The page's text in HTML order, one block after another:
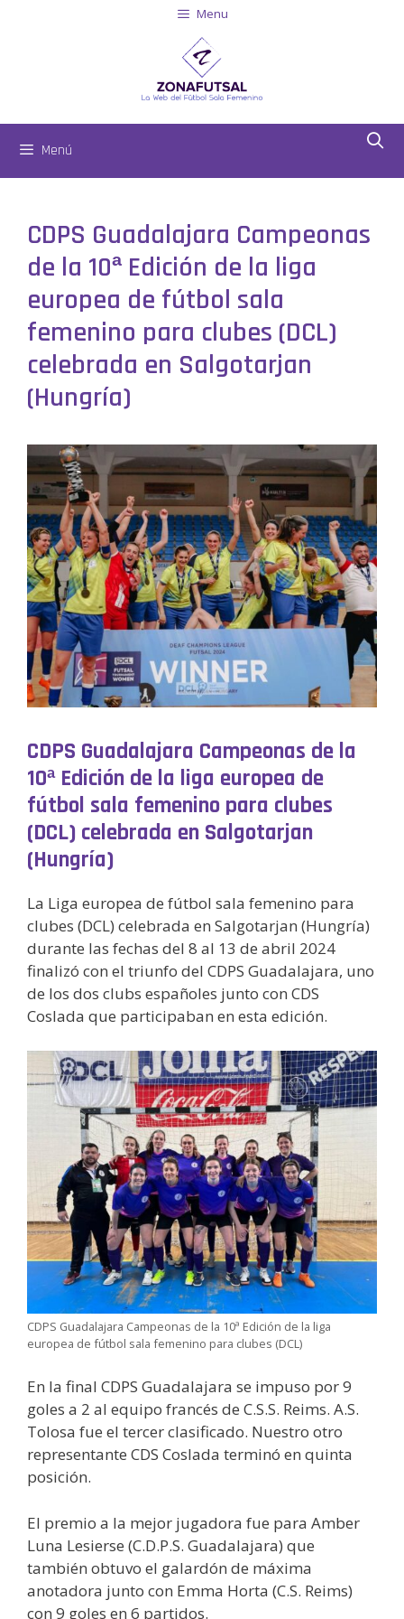
Menu
Menú
CDPS Guadalajara Campeonas
de la 10ª Edición de la liga
europea de fútbol sala
femenino para clubes (DCL)
celebrada en Salgotarjan
(Hungría)
CDPS Guadalajara Campeonas de la
10ª Edición de la liga europea de
fútbol sala femenino para clubes
(DCL) celebrada en Salgotarjan
(Hungría)
La Liga europea de fútbol sala femenino para
clubes (DCL) celebrada en Salgotarjan (Hungría)
durante las fechas del 8 al 13 de abril 2024
finalizó con el triunfo del CDPS Guadalajara, uno
de los dos clubs españoles junto con CDS
Coslada que participaban en esta edición.
CDPS Guadalajara Campeonas de la 10ª Edición de la liga
europea de fútbol sala femenino para clubes (DCL)
En la final CDPS Guadalajara se impuso por 9
goles a 2 al equipo francés de C.S.S. Reims. A.S.
Tolosa fue el tercer clasificado. Nuestro otro
representante CDS Coslada terminó en quinta
posición.
El premio a la mejor jugadora fue para Amber
Luna Lesierse (C.D.P.S. Guadalajara) que
también obtuvo el galardón de máxima
anotadora junto con Emma Horta (C.S. Reims)
con 9 goles en 6 partidos.